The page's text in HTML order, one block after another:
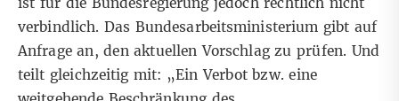
verbindlich. Das Bundesarbeitsministerium gibt auf
Anfrage an, den aktuellen Vorschlag zu prüfen. Und
teilt gleichzeitig mit: „Ein Verbot bzw. eine